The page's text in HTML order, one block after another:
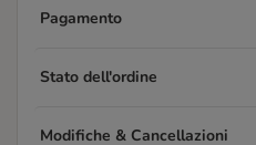
Pagamento
Stato dell'ordine
Modifiche & Cancellazioni